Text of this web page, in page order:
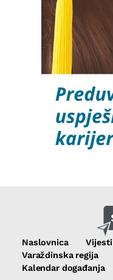
Naslovnica Vijesti
Varaždinska regija
Kalendar događanja